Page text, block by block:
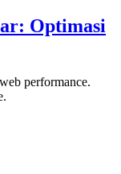
Optimasi
performance.